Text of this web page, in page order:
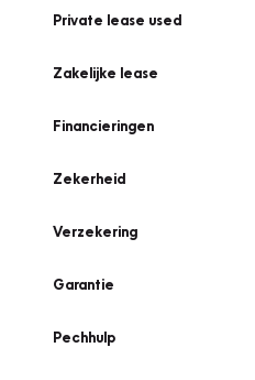
Private lease used
Zakelijke lease
Financieringen
Zekerheid
Verzekering
Garantie
Pechhulp